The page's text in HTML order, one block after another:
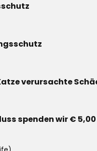
verursachte
spenden wir €